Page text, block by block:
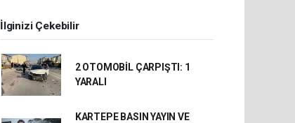
İlginizi Çekebilir
2 OTOMOBİL ÇARPIŞTI: 1
YARALI
KARTEPE BASIN YAYIN VE